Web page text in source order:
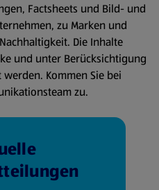
Factsheets und Bild- und
zu Marken und
Die Inhalte
und unter Berücksichtigung
Kommen Sie bei
zu.